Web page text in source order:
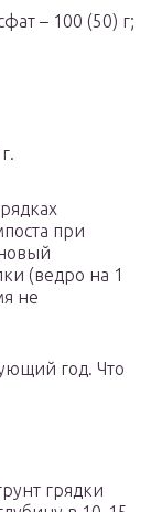
– 100 (50) г;
при
(ведро на 1
не
год. Что
грядки